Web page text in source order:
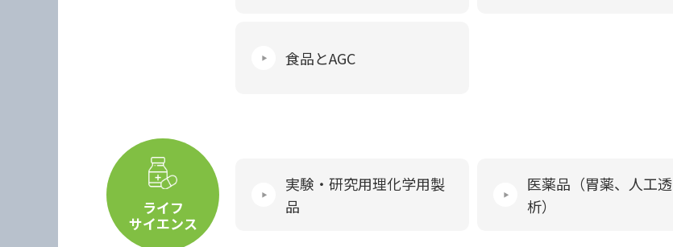
食品とAGC
ライフ
サイエンス
実験・研究用理化学用製
品
医薬品（胃薬、人工透
析）